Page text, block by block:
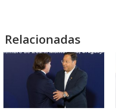
Relacionadas